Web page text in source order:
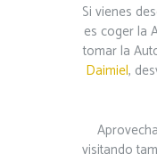
Si vienes
es coger la
tomar la
Daimiel,
visitando